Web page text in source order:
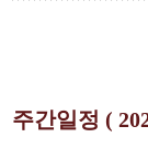
주간일정 (